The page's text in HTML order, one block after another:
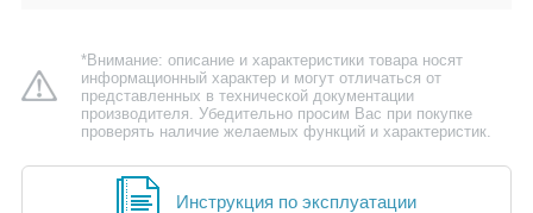
*Внимание: описание и характеристики товара носят
информационный характер и могут отличаться от
представленных в технической документации
производителя. Убедительно просим Вас при покупке
проверять наличие желаемых функций и характеристик.
Инструкция по эксплуатации